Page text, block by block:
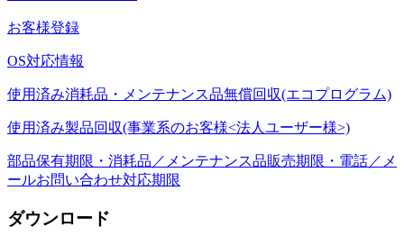
お客様登録
OS対応情報
使用済み消耗品・メンテナンス品無償回収(エコプログラム)
使用済み製品回収(事業系のお客様<法人ユーザー様>)
部品保有期限・消耗品／メンテナンス品販売期限・電話／メ
ールお問い合わせ対応期限
ダウンロード